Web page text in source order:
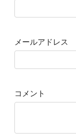
メールアドレス
コメント